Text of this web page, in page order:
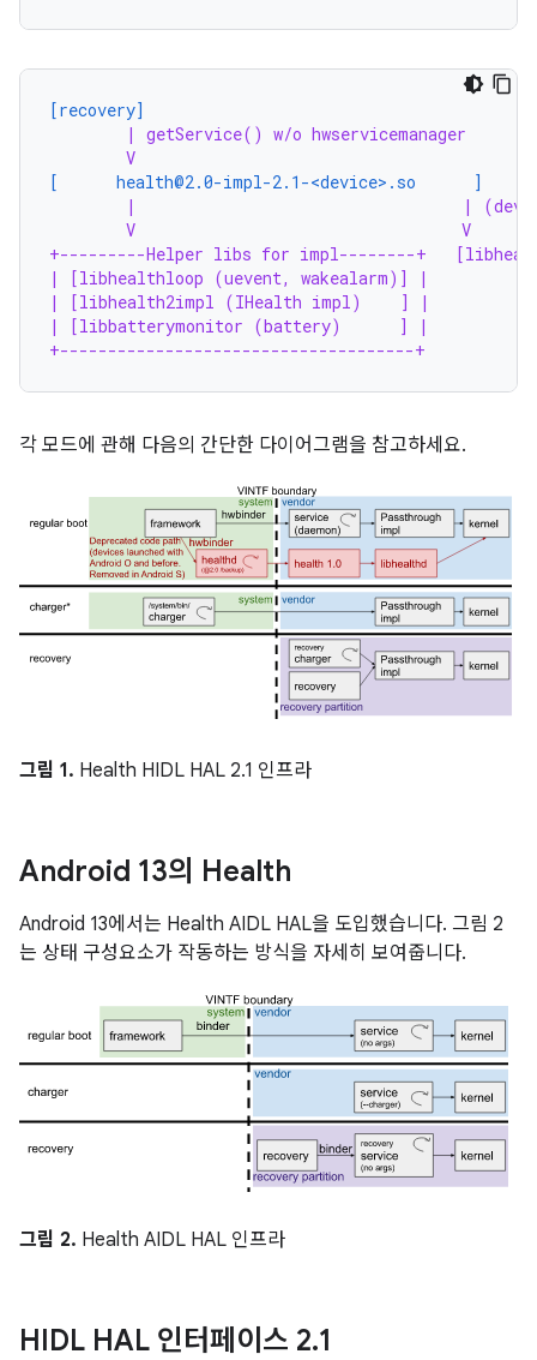
[recovery]
| getService() w/o hwservicemanager
V
[      health@2.0-impl-2.1-<device>.so      ]
|                                  | (device-
V                                  V
+---------Helper libs for impl--------+
| [libhealthloop (uevent, wakealarm)] |
| [libhealth2impl (IHealth impl)    ] |
| [libbatterymonitor (battery)      ] |
+-------------------------------------+
각 모드에 관해 다음의 간단한 다이어그램을 참고하세요.
그림 1. Health HIDL HAL 2.1 인프라
Android 13의 Health
Android 13에서는 Health AIDL HAL을 도입했습니다. 그림 2
는 상태 구성요소가 작동하는 방식을 자세히 보여줍니다.
그림 2. Health AIDL HAL 인프라
HIDL HAL 인터페이스 2.1